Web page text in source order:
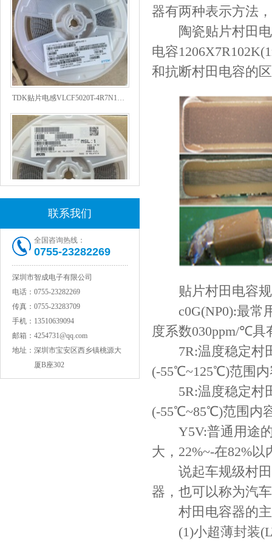
TDK贴片电感VLCF5020T-4R7N1R7-1
村田电容GRM31CR71C106KAC7L
联系我们
全国咨询热线：
0755-23282269
深圳市智成电子有限公司
电话： 0755-23282269
传真： 0755-23283709
手机： 13510639094
邮箱： 4254731@qq.com
地址： 深圳市宝安区西乡镇桃源大
厦B座302
器有两种表示方法
陶瓷贴片村田电
电容
和抗断村田电容的
贴片村田电容规
c0G(NP0):最常用
度系数030ppm/℃具
7R:温度稳定村田
(-55℃~125℃)范围内
5R:温度稳定村田
(-55℃~85℃)范围内
Y5V:普通用途的
大，22%~-在82%
说起车规级村田
器，也可以称为汽
村田电容器的主
(1)小超薄封装